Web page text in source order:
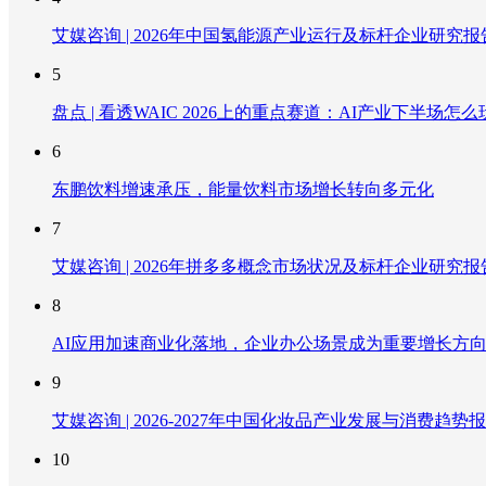
艾媒咨询 | 2026年中国氢能源产业运行及标杆企业研究报
5
盘点 | 看透WAIC 2026上的重点赛道：AI产业下半场怎么
6
东鹏饮料增速承压，能量饮料市场增长转向多元化
7
艾媒咨询 | 2026年拼多多概念市场状况及标杆企业研究报
8
AI应用加速商业化落地，企业办公场景成为重要增长方向
9
艾媒咨询 | 2026-2027年中国化妆品产业发展与消费趋势
10